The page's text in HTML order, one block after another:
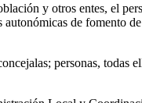
y otros entes, el
de fomento
personas, todas